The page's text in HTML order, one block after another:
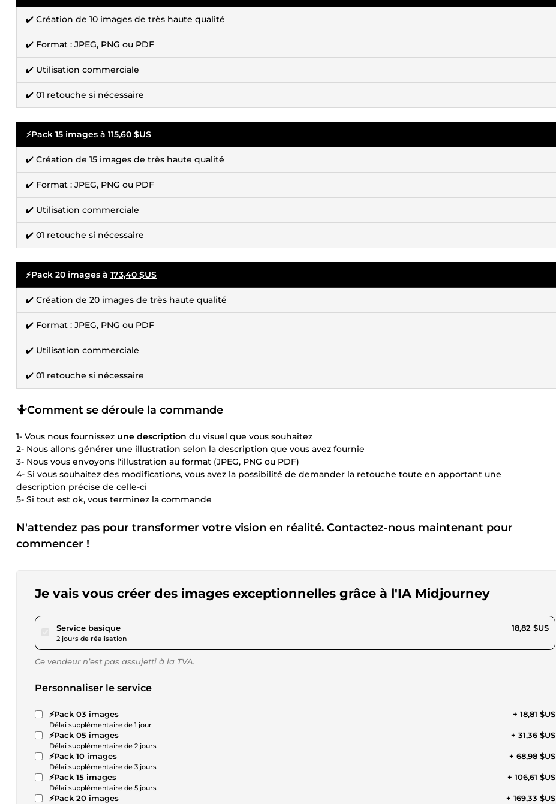
✔️ Création de 10 images de très haute qualité
✔️ Format : JPEG, PNG ou PDF
✔️ Utilisation commerciale
✔️ 01 retouche si nécessaire
⚡Pack 15 images à 115,60 $US
✔️ Création de 15 images de très haute qualité
✔️ Format : JPEG, PNG ou PDF
✔️ Utilisation commerciale
✔️ 01 retouche si nécessaire
⚡Pack 20 images à 173,40 $US
✔️ Création de 20 images de très haute qualité
✔️ Format : JPEG, PNG ou PDF
✔️ Utilisation commerciale
✔️ 01 retouche si nécessaire
🤷Comment se déroule la commande
1- Vous nous fournissez une description du visuel que vous souhaitez
2- Nous allons générer une illustration selon la description que vous avez fournie
3- Nous vous envoyons l'illustration au format (JPEG, PNG ou PDF)
4- Si vous souhaitez des modifications, vous avez la possibilité de demander la retouche toute en apportant une
description précise de celle-ci
5- Si tout est ok, vous terminez la commande
N'attendez pas pour transformer votre vision en réalité. Contactez-nous maintenant pour
commencer !
Je vais vous créer des images exceptionnelles grâce à l'IA Midjourney
Service basiquepour 17,34 $US
2 jours de réalisation
18,82 $US
Ce vendeur n’est pas assujetti à la TVA.
Personnaliser le service
⚡Pack 03 images
Délai supplémentaire de 1 jour
+ 18,81 $US
⚡Pack 05 images
Délai supplémentaire de 2 jours
+ 31,36 $US
⚡Pack 10 images
Délai supplémentaire de 3 jours
+ 68,98 $US
⚡Pack 15 images
Délai supplémentaire de 5 jours
+ 106,61 $US
⚡Pack 20 images + 169,33 $US